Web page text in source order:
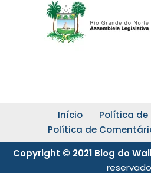
Início
Política
Política de
Copyright © 2021 Blog do